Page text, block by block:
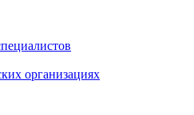
организациях